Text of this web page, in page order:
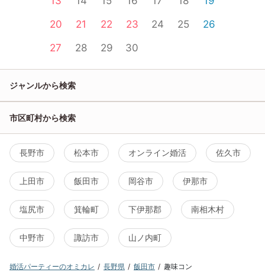
20
21 22 23 24 25
26
27
28 29 30
ジャンルから検索
市区町村から検索
長野市 松本市 オンライン婚活 佐久市
上田市 飯田市 岡谷市 伊那市
塩尻市 箕輪町 下伊那郡 南相木村
中野市 諏訪市 山ノ内町
婚活パーティーのオミカレ 長野県 飯田市 趣味コン